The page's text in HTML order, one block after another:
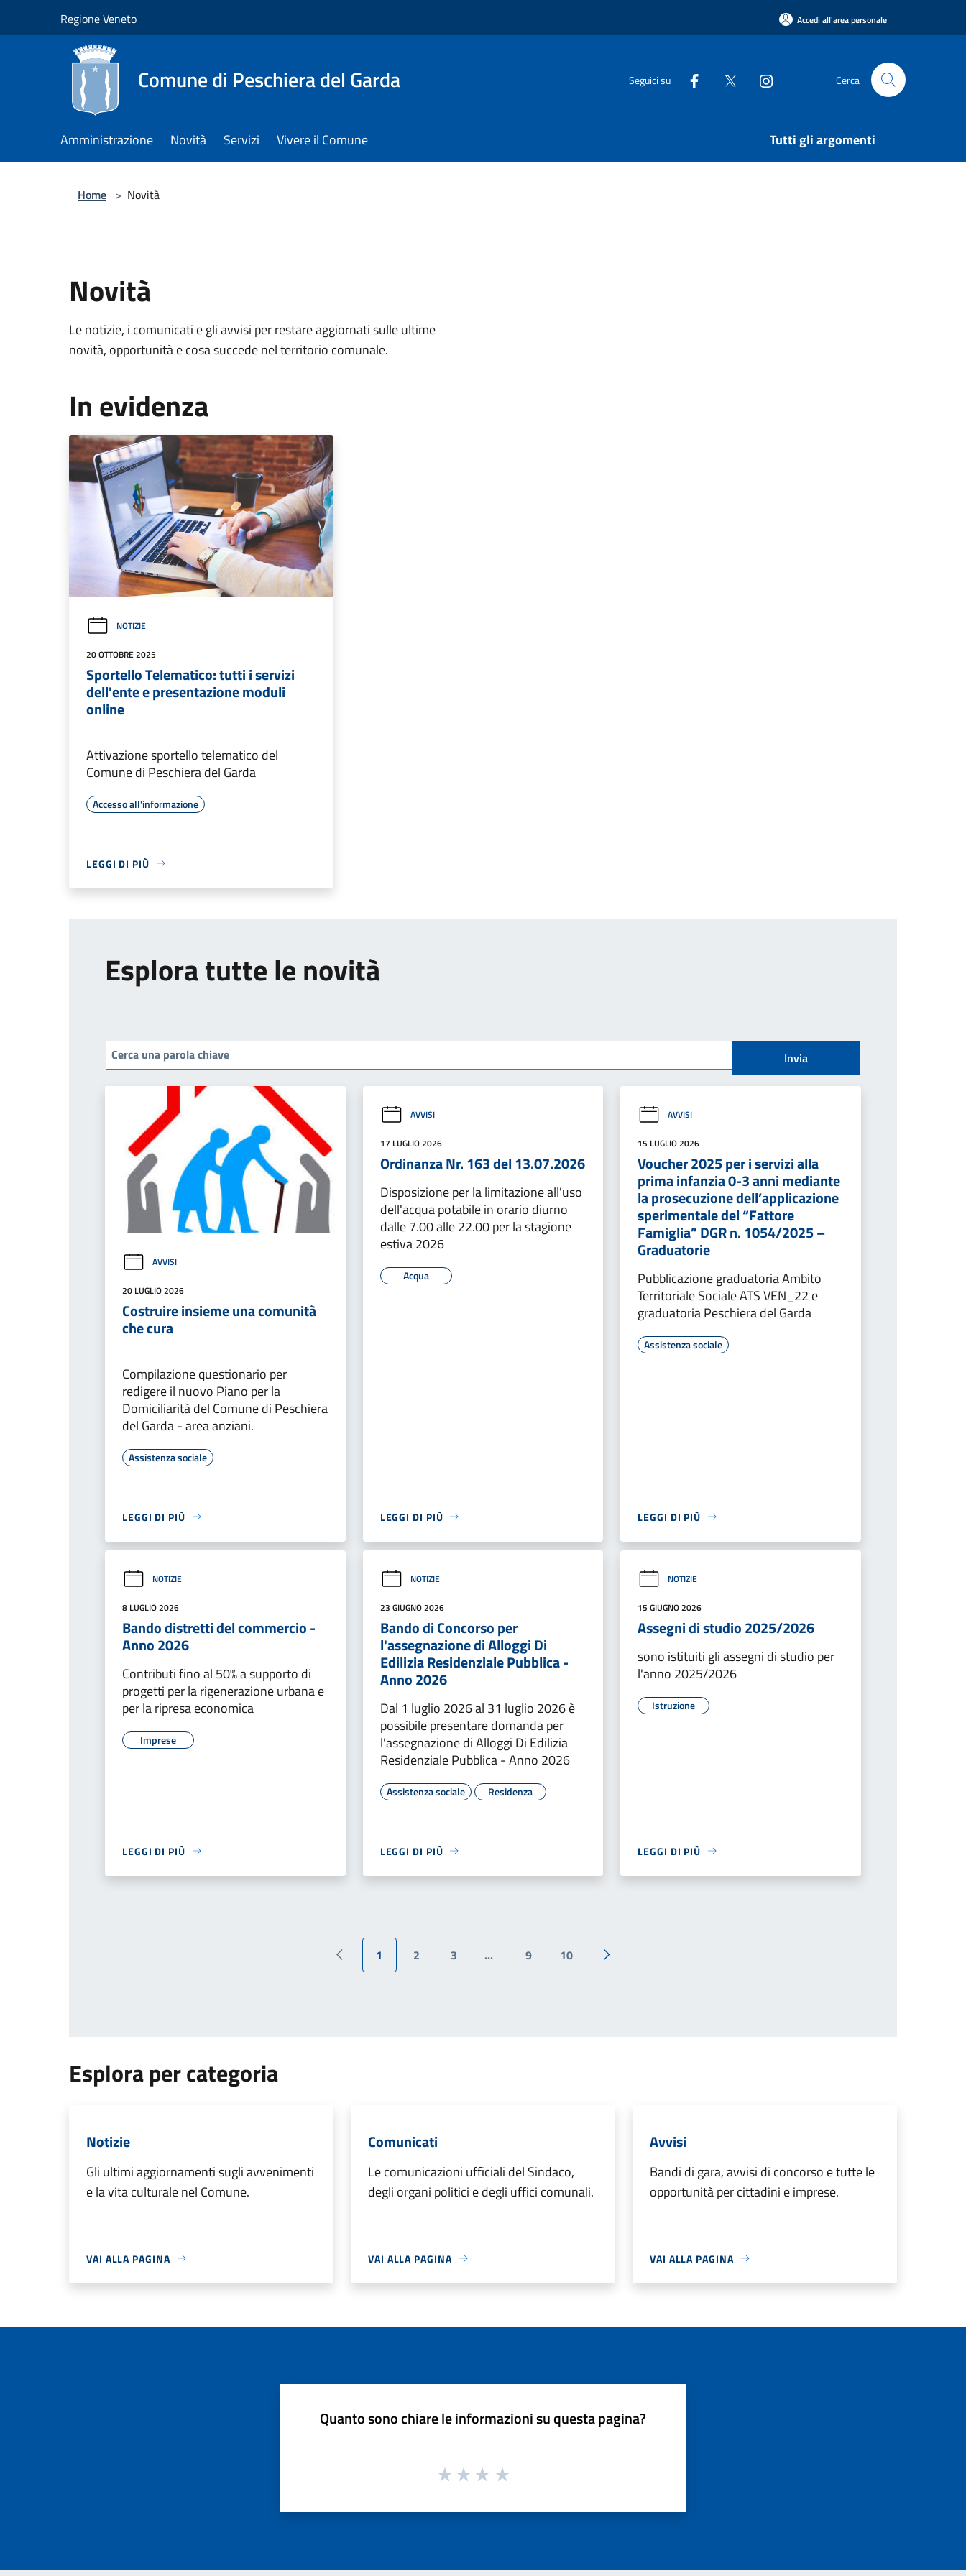
Regione Veneto Accedi all'area personale
Comune di Peschiera del Garda Seguici su Cerca
Amministrazione Novità Servizi Vivere il Comune Tutti gli argomenti
Home > Novità
Novità
Le notizie, i comunicati e gli avvisi per restare aggiornati sulle ultime
novità, opportunità e cosa succede nel territorio comunale.
In evidenza
NOTIZIE
20 OTTOBRE 2025
Sportello Telematico: tutti i servizi
dell'ente e presentazione moduli
online
Attivazione sportello telematico del
Comune di Peschiera del Garda
Accesso all'informazione
LEGGI DI PIÙ
Esplora tutte le novità
Invia
AVVISI
20 LUGLIO 2026
Costruire insieme una comunità
che cura
Compilazione questionario per
redigere il nuovo Piano per la
Domiciliarità del Comune di Peschiera
del Garda - area anziani.
Assistenza sociale
LEGGI DI PIÙ
AVVISI
17 LUGLIO 2026
Ordinanza Nr. 163 del 13.07.2026
Disposizione per la limitazione all'uso
dell'acqua potabile in orario diurno
dalle 7.00 alle 22.00 per la stagione
estiva 2026
Acqua
LEGGI DI PIÙ
AVVISI
15 LUGLIO 2026
Voucher 2025 per i servizi alla
prima infanzia 0-3 anni mediante
la prosecuzione dell’applicazione
sperimentale del “Fattore
Famiglia” DGR n. 1054/2025 –
Graduatorie
Pubblicazione graduatoria Ambito
Territoriale Sociale ATS VEN_22 e
graduatoria Peschiera del Garda
Assistenza sociale
LEGGI DI PIÙ
NOTIZIE
8 LUGLIO 2026
Bando distretti del commercio -
Anno 2026
Contributi fino al 50% a supporto di
progetti per la rigenerazione urbana e
per la ripresa economica
Imprese
LEGGI DI PIÙ
NOTIZIE
23 GIUGNO 2026
Bando di Concorso per
l'assegnazione di Alloggi Di
Edilizia Residenziale Pubblica -
Anno 2026
Dal 1 luglio 2026 al 31 luglio 2026 è
possibile presentare domanda per
l'assegnazione di Alloggi Di Edilizia
Residenziale Pubblica - Anno 2026
Assistenza sociale Residenza
LEGGI DI PIÙ
NOTIZIE
15 GIUGNO 2026
Assegni di studio 2025/2026
sono istituiti gli assegni di studio per
l'anno 2025/2026
Istruzione
LEGGI DI PIÙ
Pagina precedente
1 2 3 ... 9 10
Pagina successiva
Esplora per categoria
Notizie
Gli ultimi aggiornamenti sugli avvenimenti
e la vita culturale nel Comune.
VAI ALLA PAGINA
Comunicati
Le comunicazioni ufficiali del Sindaco,
degli organi politici e degli uffici comunali.
VAI ALLA PAGINA
Avvisi
Bandi di gara, avvisi di concorso e tutte le
opportunità per cittadini e imprese.
VAI ALLA PAGINA
Quanto sono chiare le informazioni su questa pagina?